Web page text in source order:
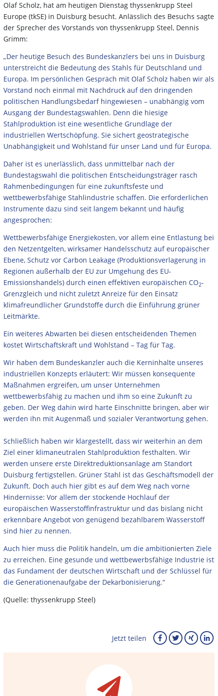
Olaf Scholz, hat am heutigen Dienstag thyssenkrupp Steel
Europe (tkSE) in Duisburg besucht. Anlässlich des Besuchs sagte
der Sprecher des Vorstands von thyssenkrupp Steel, Dennis
Grimm:
„Der heutige Besuch des Bundeskanzlers bei uns in Duisburg
unterstreicht die Bedeutung des Stahls für Deutschland und
Europa. Im persönlichen Gespräch mit Olaf Scholz haben wir als
Vorstand noch einmal mit Nachdruck auf den dringenden
politischen Handlungsbedarf hingewiesen – unabhängig vom
Ausgang der Bundestagswahlen. Denn die hiesige
Stahlproduktion ist eine wesentliche Grundlage der
industriellen Wertschöpfung. Sie sichert geostrategische
Unabhängigkeit und Wohlstand für unser Land und für Europa.
Daher ist es unerlässlich, dass unmittelbar nach der
Bundestagswahl die politischen Entscheidungsträger rasch
Rahmenbedingungen für eine zukunftsfeste und
wettbewerbsfähige Stahlindustrie schaffen. Die erforderlichen
Instrumente dazu sind seit langem bekannt und häufig
angesprochen:
Wettbewerbsfähige Energiekosten, vor allem eine Entlastung bei
den Netzentgelten, wirksamer Handelsschutz auf europäischer
Ebene, Schutz vor Carbon Leakage (Produktionsverlagerung in
Regionen außerhalb der EU zur Umgehung des EU-
Emissionshandels) durch einen effektiven europäischen CO2-
Grenzgleich und nicht zuletzt Anreize für den Einsatz
klimafreundlicher Grundstoffe durch die Einführung grüner
Leitmärkte.
Ein weiteres Abwarten bei diesen entscheidenden Themen
kostet Wirtschaftskraft und Wohlstand – Tag für Tag.
Wir haben dem Bundeskanzler auch die Kerninhalte unseres
industriellen Konzepts erläutert: Wir müssen konsequente
Maßnahmen ergreifen, um unser Unternehmen
wettbewerbsfähig zu machen und ihm so eine Zukunft zu
geben. Der Weg dahin wird harte Einschnitte bringen, aber wir
werden ihn mit Augenmaß und sozialer Verantwortung gehen.
Schließlich haben wir klargestellt, dass wir weiterhin an dem
Ziel einer klimaneutralen Stahlproduktion festhalten. Wir
werden unsere erste Direktreduktionsanlage am Standort
Duisburg fertigstellen. Grüner Stahl ist das Geschäftsmodell der
Zukunft. Doch auch hier gibt es auf dem Weg nach vorne
Hindernisse: Vor allem der stockende Hochlauf der
europäischen Wasserstoffinfrastruktur und das bislang nicht
erkennbare Angebot von genügend bezahlbarem Wasserstoff
sind hier zu nennen.
Auch hier muss die Politik handeln, um die ambitionierten Ziele
zu erreichen. Eine gesunde und wettbewerbsfähige Industrie ist
das Fundament der deutschen Wirtschaft und der Schlüssel für
die Generationenaufgabe der Dekarbonisierung.“
(Quelle: thyssenkrupp Steel)
Jetzt teilen